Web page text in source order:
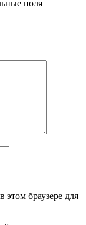
поля
этом браузере для